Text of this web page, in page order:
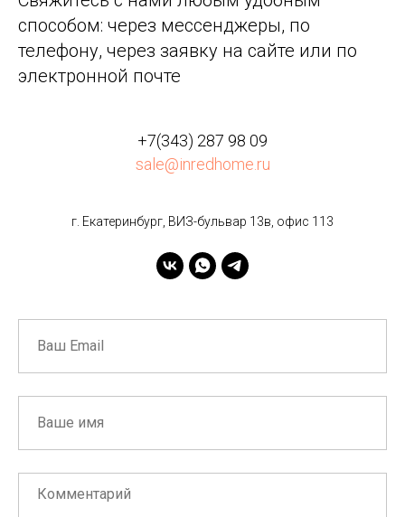
способом: через мессенджеры, по
телефону, через заявку на сайте или по
электронной почте
+7(343) 287 98 09
sale@inredhome.ru
г. Екатеринбург, ВИЗ-бульвар 13в, офис 113